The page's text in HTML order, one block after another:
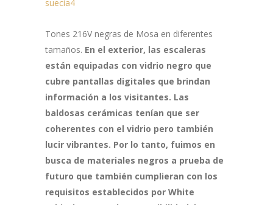
Tones 216V negras de Mosa en diferentes
tamaños. En el exterior, las escaleras
están equipadas con vidrio negro que
cubre pantallas digitales que brindan
información a los visitantes. Las
baldosas cerámicas tenían que ser
coherentes con el vidrio pero también
lucir vibrantes. Por lo tanto, fuimos en
busca de materiales negros a prueba de
futuro que también cumplieran con los
requisitos establecidos por White